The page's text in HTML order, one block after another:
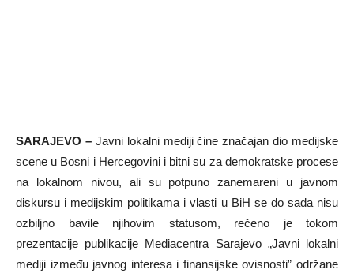
SARAJEVO –Javni lokalni mediji čine značajan dio medijske
scene u Bosni i Hercegovini i bitni su za demokratske procese
na lokalnom nivou, ali su potpuno zanemareni u javnom
diskursu i medijskim politikama i vlasti u BiH se do sada nisu
ozbiljno bavile njihovim statusom, rečeno je tokom
prezentacije publikacije Mediacentra Sarajevo „Javni lokalni
mediji između javnog interesa i finansijske ovisnosti” održane